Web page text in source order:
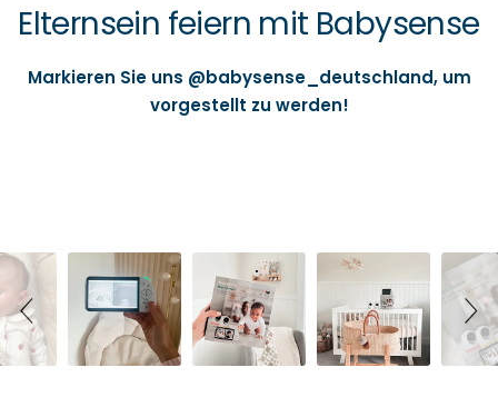
Elternsein feiern mit Babysense
Markieren Sie uns @babysense_deutschland, um
vorgestellt zu werden!
Slideshow
Slide
controls